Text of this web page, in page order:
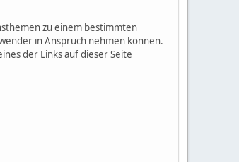
zu einem bestimmten
in Anspruch nehmen können.
der Links auf dieser Seite